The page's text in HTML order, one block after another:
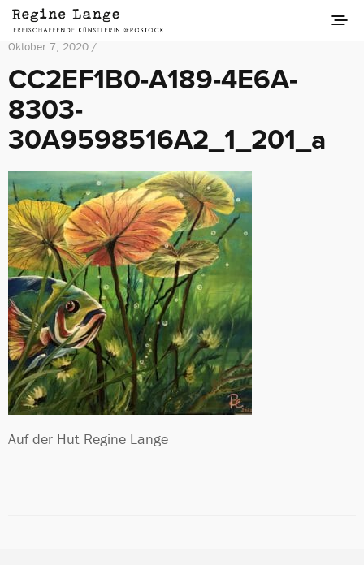
Oktober 7, 2020 /
CC2EF1B0-A189-4E6A-
8303-
30A9598516A2_1_201_a
Auf der Hut Regine Lange